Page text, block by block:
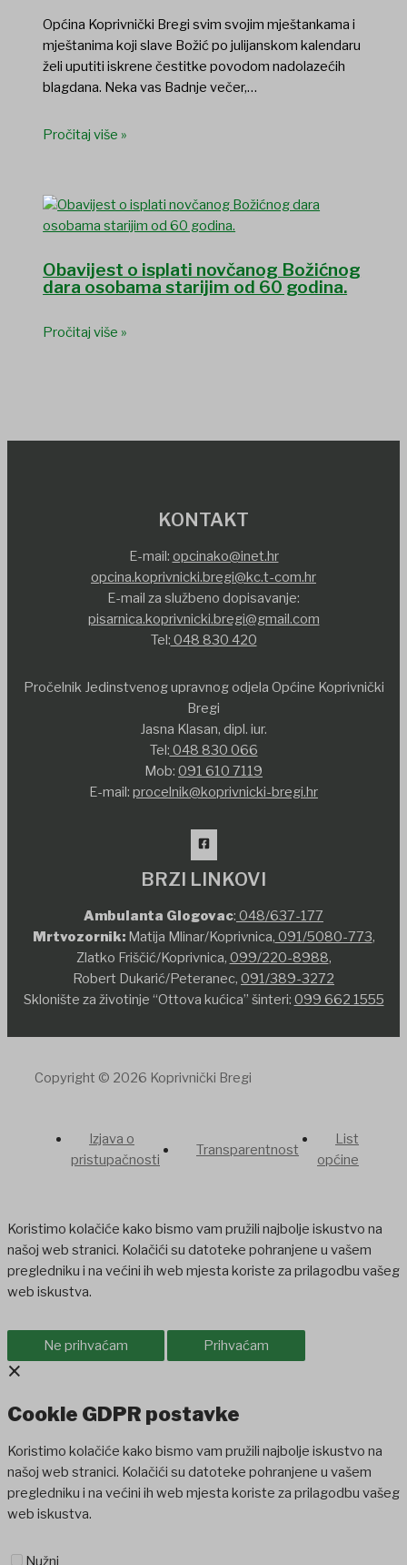
Općina Koprivnički Bregi svim svojim mještankama i
mještanima koji slave Božić po julijanskom kalendaru
želi uputiti iskrene čestitke povodom nadolazećih
blagdana. Neka vas Badnje večer,…
Pročitaj više »
Obavijest o isplati novčanog Božićnog
dara osobama starijim od 60 godina.
Pročitaj više »
KONTAKT
E-mail: opcinako@inet.hr
opcina.koprivnicki.bregi@kc.t-com.hr
E-mail za službeno dopisavanje:
pisarnica.koprivnicki.bregi@gmail.com
Tel: 048 830 420
Pročelnik Jedinstvenog upravnog odjela Općine Koprivnički
Bregi
Jasna Klasan, dipl. iur.
Tel: 048 830 066
Mob: 091 610 7119
E-mail: procelnik@koprivnicki-bregi.hr
BRZI LINKOVI
Ambulanta Glogovac: 048/637-177
Mrtvozornik:Matija Mlinar/Koprivnica, 091/5080-773,
Zlatko Friščić/Koprivnica, 099/220-8988,
Robert Dukarić/Peteranec, 091/389-3272
Sklonište za životinje “Ottova kućica” šinteri: 099 662 1555
Copyright © 2026 Koprivnički Bregi
Izjava o
pristupačnosti
Transparentnost
List
općine
Koristimo kolačiće kako bismo vam pružili najbolje iskustvo na
našoj web stranici. Kolačići su datoteke pohranjene u vašem
pregledniku i na većini ih web mjesta koriste za prilagodbu vašeg
web iskustva.
Ne prihvaćam Prihvaćam
×
Cookie GDPR postavke
Koristimo kolačiće kako bismo vam pružili najbolje iskustvo na
našoj web stranici. Kolačići su datoteke pohranjene u vašem
pregledniku i na većini ih web mjesta koriste za prilagodbu vašeg
web iskustva.
Nužni